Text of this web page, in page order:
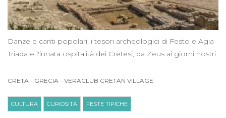
Danze e canti popolari, i tesori archeologici di Festo e Agia
Triada e l'innata ospitalità dei Cretesi, da Zeus ai giorni nostri
CRETA - GRECIA - VERACLUB CRETAN VILLAGE
CULTURA CURIOSITÀ FESTE TIPICHE